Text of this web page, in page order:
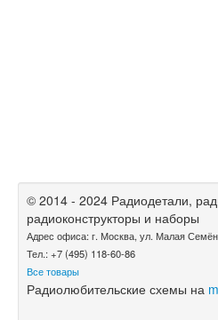
© 2014 - 2024 Радиодетали,
радиоконструкторы и наборы
Адрес офиса: г. Москва, ул. Малая
Тел.: +7 (495) 118-60-86
Все товары
Радиолюбительские схемы на